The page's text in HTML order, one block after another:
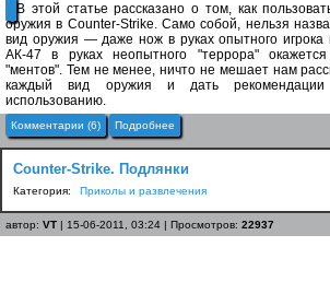
В этой статье рассказано о том, как
оружия в Counter-Strike. Само собой, нельзя
вид оружия — даже нож в руках опытного
АК-47 в руках неопытного "террора"
"ментов". Тем не менее, ничто не мешает нам
каждый вид оружия и дать
использованию.
Комментарии (6) Подробнее
Counter-Strike. Подлянки
Категория: Приколы и развлечения
автор: VT | 15-06-2011, 03:24 | Просмотров: 22937